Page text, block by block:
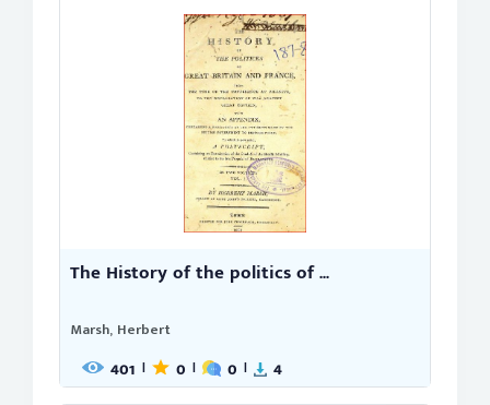
The History of the politics of ...
Marsh, Herbert
401 | 0 | 0 | 4